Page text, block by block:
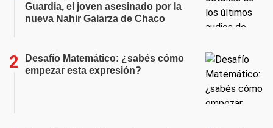
Guardia, el joven asesinado por la
nueva Nahir Galarza de Chaco
Desafío Matemático: ¿sabés cómo
empezar esta expresión?